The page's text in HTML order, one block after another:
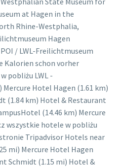
at Hagen in the
Rhine-Westphalia,
Hagen
/ LWL-Freilichtmuseum
Kalorien schon vorher
pobliżu LWL -
Hotel Hagen (1.61 km)
(1.84 km) Hotel & Restaurant
(14.46 km) Mercure
wszystkie hotele w pobliżu
Tripadvisor Hotels near
mi) Mercure Hotel Hagen
Schmidt (1.15 mi) Hotel &